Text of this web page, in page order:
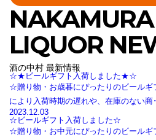
NAKAMURA
LIQUOR
酒の中村 最新情報
☆★ビールギフト入荷しました★☆
☆贈り物・お歳暮にぴったりのビー
により入荷時期の遅れや、在庫のない商
2023.12.03
☆ビールギフト入荷しました☆
☆贈り物・お中元にぴったりのビー